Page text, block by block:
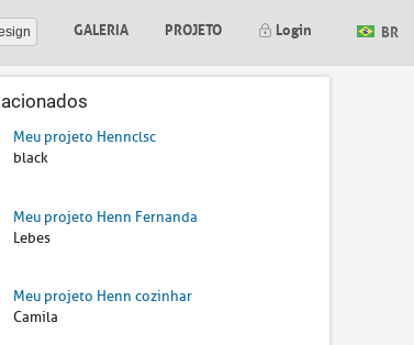
GALERIA PROJETO Login BR
Meu projeto Hennclsc
black
Meu projeto Henn Fernanda
Lebes
Meu projeto Henn cozinhar
Camila